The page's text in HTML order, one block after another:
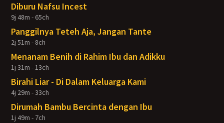
Diburu Nafsu Incest
9j 48m - 65ch
Panggilnya Teteh Aja, Jangan Tante
2j 51m - 8ch
Menanam Benih di Rahim Ibu dan Adikku
1j 31m - 13ch
Birahi Liar - Di Dalam Keluarga Kami
4j 29m - 33ch
Dirumah Bambu Bercinta dengan Ibu
1j 49m - 7ch